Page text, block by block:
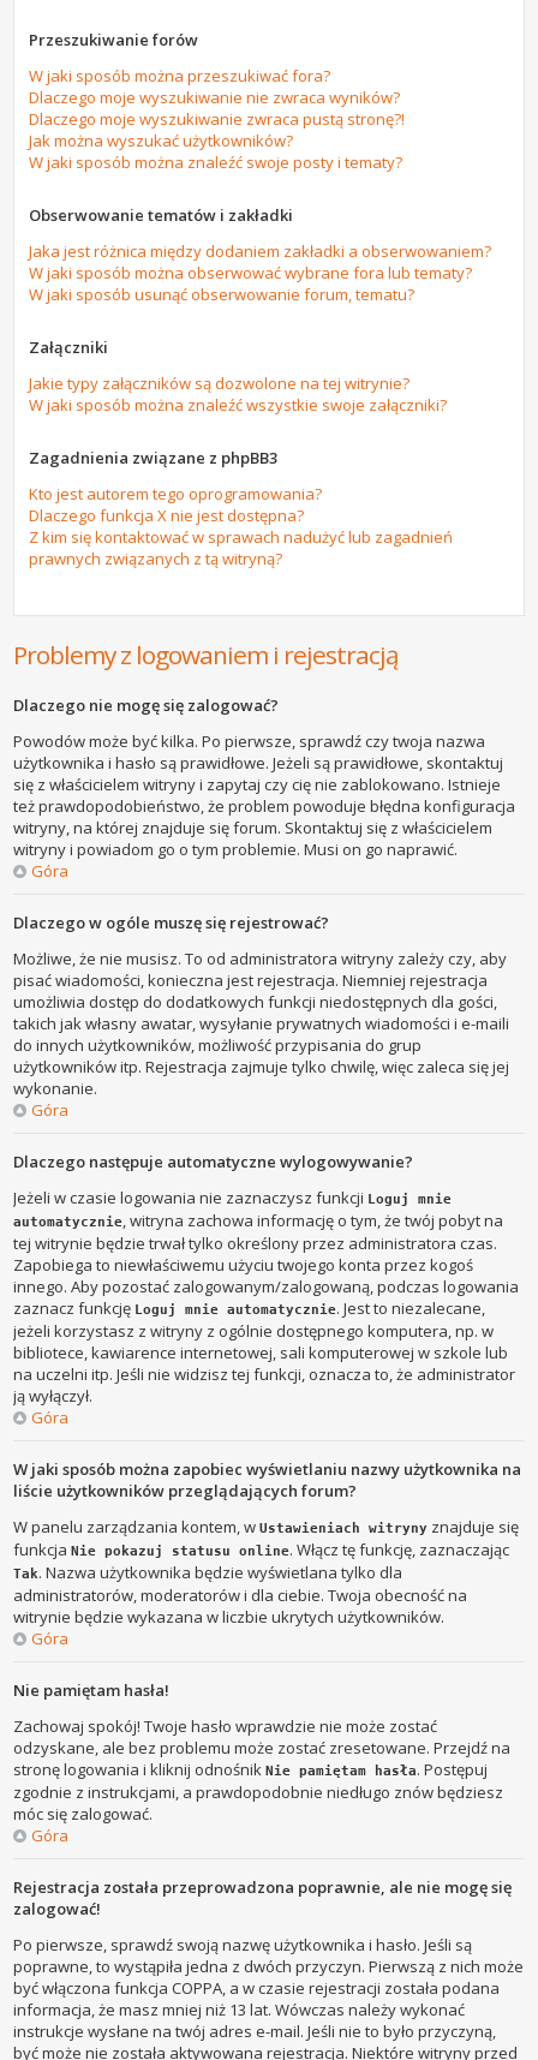
Przeszukiwanie forów
W jaki sposób można przeszukiwać fora?
Dlaczego moje wyszukiwanie nie zwraca wyników?
Dlaczego moje wyszukiwanie zwraca pustą stronę?!
Jak można wyszukać użytkowników?
W jaki sposób można znaleźć swoje posty i tematy?
Obserwowanie tematów i zakładki
Jaka jest różnica między dodaniem zakładki a obserwowaniem?
W jaki sposób można obserwować wybrane fora lub tematy?
W jaki sposób usunąć obserwowanie forum, tematu?
Załączniki
Jakie typy załączników są dozwolone na tej witrynie?
W jaki sposób można znaleźć wszystkie swoje załączniki?
Zagadnienia związane z phpBB3
Kto jest autorem tego oprogramowania?
Dlaczego funkcja X nie jest dostępna?
Z kim się kontaktować w sprawach nadużyć lub zagadnień
prawnych związanych z tą witryną?
Problemy z logowaniem i rejestracją
Dlaczego nie mogę się zalogować?
Powodów może być kilka. Po pierwsze, sprawdź czy twoja nazwa
użytkownika i hasło są prawidłowe. Jeżeli są prawidłowe, skontaktuj
się z właścicielem witryny i zapytaj czy cię nie zablokowano. Istnieje
też prawdopodobieństwo, że problem powoduje błędna konfiguracja
witryny, na której znajduje się forum. Skontaktuj się z właścicielem
witryny i powiadom go o tym problemie. Musi on go naprawić.
Góra
Dlaczego w ogóle muszę się rejestrować?
Możliwe, że nie musisz. To od administratora witryny zależy czy, aby
pisać wiadomości, konieczna jest rejestracja. Niemniej rejestracja
umożliwia dostęp do dodatkowych funkcji niedostępnych dla gości,
takich jak własny awatar, wysyłanie prywatnych wiadomości i e-maili
do innych użytkowników, możliwość przypisania do grup
użytkowników itp. Rejestracja zajmuje tylko chwilę, więc zaleca się jej
wykonanie.
Góra
Dlaczego następuje automatyczne wylogowywanie?
Jeżeli w czasie logowania nie zaznaczysz funkcji Loguj mnie
automatycznie, witryna zachowa informację o tym, że twój pobyt na
tej witrynie będzie trwał tylko określony przez administratora czas.
Zapobiega to niewłaściwemu użyciu twojego konta przez kogoś
innego. Aby pozostać zalogowanym/zalogowaną, podczas logowania
zaznacz funkcję Loguj mnie automatycznie. Jest to niezalecane,
jeżeli korzystasz z witryny z ogólnie dostępnego komputera, np. w
bibliotece, kawiarence internetowej, sali komputerowej w szkole lub
na uczelni itp. Jeśli nie widzisz tej funkcji, oznacza to, że administrator
ją wyłączył.
Góra
W jaki sposób można zapobiec wyświetlaniu nazwy użytkownika na
liście użytkowników przeglądających forum?
W panelu zarządzania kontem, wUstawieniach witryny znajduje się
funkcjaNie pokazuj statusu online. Włącz tę funkcję, zaznaczając
Tak. Nazwa użytkownika będzie wyświetlana tylko dla
administratorów, moderatorów i dla ciebie. Twoja obecność na
witrynie będzie wykazana w liczbie ukrytych użytkowników.
Góra
Nie pamiętam hasła!
Zachowaj spokój! Twoje hasło wprawdzie nie może zostać
odzyskane, ale bez problemu może zostać zresetowane. Przejdź na
stronę logowania i kliknij odnośnikNie pamiętam hasła. Postępuj
zgodnie z instrukcjami, a prawdopodobnie niedługo znów będziesz
móc się zalogować.
Góra
Rejestracja została przeprowadzona poprawnie, ale nie mogę się
zalogować!
Po pierwsze, sprawdź swoją nazwę użytkownika i hasło. Jeśli są
poprawne, to wystąpiła jedna z dwóch przyczyn. Pierwszą z nich może
być włączona funkcja COPPA, a w czasie rejestracji została podana
informacja, że masz mniej niż 13 lat. Wówczas należy wykonać
instrukcje wysłane na twój adres e-mail. Jeśli nie to było przyczyną,
być może nie została aktywowana rejestracja. Niektóre witryny przed